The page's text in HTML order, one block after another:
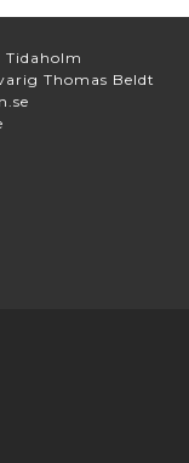
Tidaholm
Thomas Beldt